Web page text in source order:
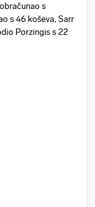
s
s 46 koševa, Sarr
Porzingis s 22